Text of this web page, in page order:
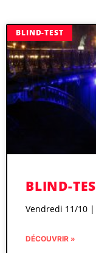
BLIND-TEST
BLIND-
Vendredi 11/10 |
DÉCOUVRIR »